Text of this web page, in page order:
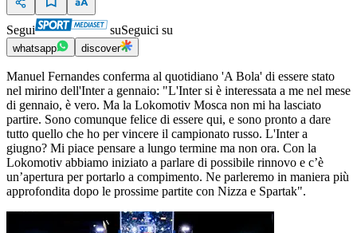
Segui suSeguici su
whatsapp discover
Manuel Fernandes conferma al quotidiano 'A Bola' di essere stato
nel mirino dell'Inter a gennaio: "L'Inter si è interessata a me nel mese
di gennaio, è vero. Ma la Lokomotiv Mosca non mi ha lasciato
partire. Sono comunque felice di essere qui, e sono pronto a dare
tutto quello che ho per vincere il campionato russo. L'Inter a
giugno? Mi piace pensare a lungo termine ma non ora. Con la
Lokomotiv abbiamo iniziato a parlare di possibile rinnovo e c’è
un’apertura per portarlo a compimento. Ne parleremo in maniera più
approfondita dopo le prossime partite con Nizza e Spartak".